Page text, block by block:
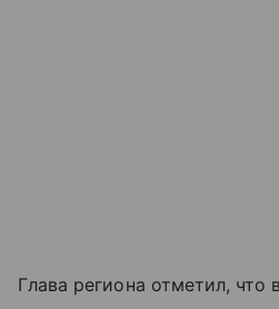
Глава региона отметил, что